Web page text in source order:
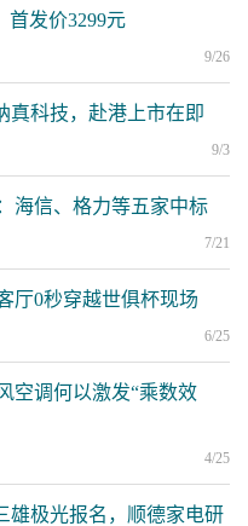
首发价3299元
9/26
真科技，赴港上市在即
9/3
海信、格力等五家中标
7/21
厅0秒穿越世俱杯现场
6/25
空调何以激发“乘数效
4/25
雄极光报名，顺德家电研